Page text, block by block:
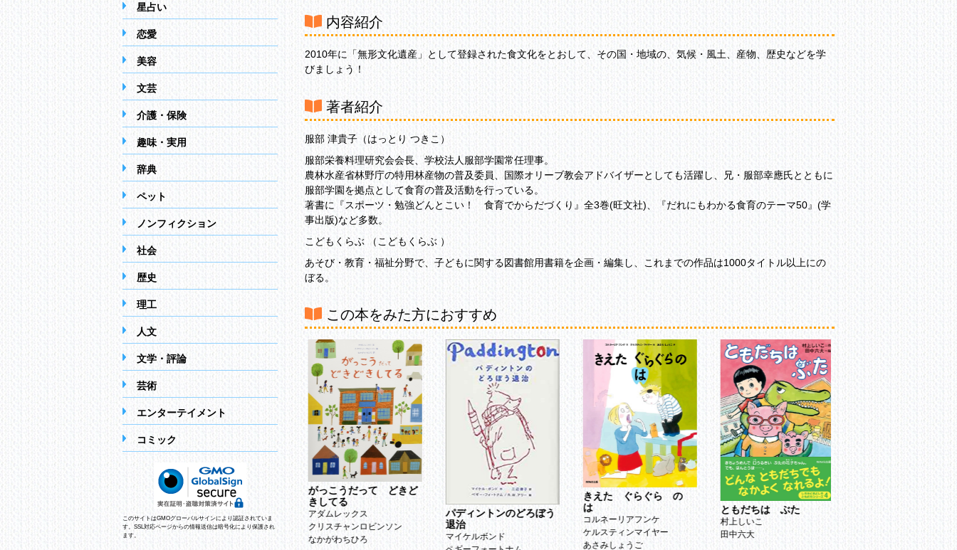
星占い
恋愛
美容
文芸
介護・保険
趣味・実用
辞典
ペット
ノンフィクション
社会
歴史
理工
人文
文学・評論
芸術
エンターテイメント
コミック
このサイトはGMOグローバルサインにより認証されていま
す。SSL対応ページからの情報送信は暗号化により保護され
ます。
内容紹介
2010年に「無形文化遺産」として登録された食文化をとおして、その国・地域の、気候・風土、産物、歴史などを学
びましょう！
著者紹介
服部 津貴子（はっとり つきこ）
服部栄養料理研究会会長、学校法人服部学園常任理事。
農林水産省林野庁の特用林産物の普及委員、国際オリーブ教会アドバイザーとしても活躍し、兄・服部幸應氏とともに
服部学園を拠点として食育の普及活動を行っている。
著書に『スポーツ・勉強どんとこい！ 食育でからだづくり』全3巻(旺文社)、『だれにもわかる食育のテーマ50』(学
事出版)など多数。
こどもくらぶ （こどもくらぶ ）
あそび・教育・福祉分野で、子どもに関する図書館用書籍を企画・編集し、これまでの作品は1000タイトル以上にの
ぼる。
この本をみた方におすすめ
パディントン、映画に出
る
マイケルボンド
がっこうだって どきど
きしてる
アダムレックス
クリスチャンロビンソン
なかがわちひろ
パディントンのどろぼう
退治
マイケルボンド
きえた ぐらぐら の
は
コルネーリアフンケ
ケルスティンマイヤー
あさみしょうご
ともだちは ぶた
村上しいこ
田中六大
くだものたちの ない